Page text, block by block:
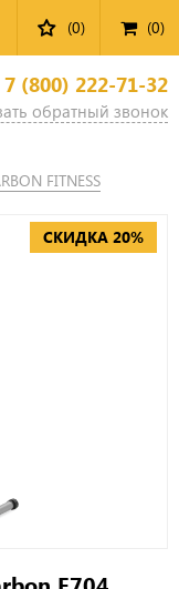
(0) (0)
7 (800) 222-71-32
обратный звонок
FITNESS
СКИДКА 20%